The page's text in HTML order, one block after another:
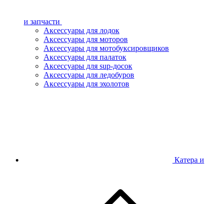
и запчасти
Аксессуары для лодок
Аксессуары для моторов
Аксессуары для мотобуксировщиков
Аксессуары для палаток
Аксессуары для sup-досок
Аксессуары для ледобуров
Аксессуары для эхолотов
Катера и